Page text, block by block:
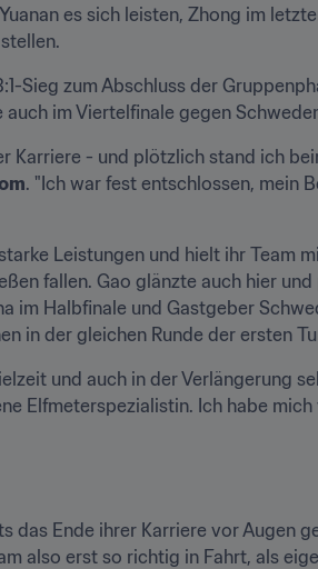
es sich leisten, Zhong im
Sieg zum Abschluss der
auch im Viertelfinale gegen
Karriere - und plötzlich stand ich
. "Ich war fest entschlossen, mein
Leistungen und hielt ihr Team
fallen. Gao glänzte auch hier
im Halbfinale und Gastgeber
in der gleichen Runde der ersten
und auch in der Verlängerung
Elfmeterspezialistin. Ich habe
das Ende ihrer Karriere vor Augen
also erst so richtig in Fahrt, als